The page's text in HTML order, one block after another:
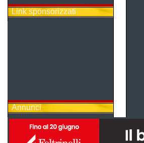
Link sponsorizzati
Annunci